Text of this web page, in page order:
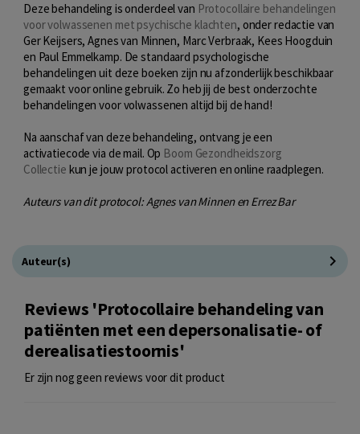
Deze behandeling is onderdeel van Protocollaire behandelingen
voor volwassenen met psychische klachten, onder redactie van
Ger Keijsers, Agnes van Minnen, Marc Verbraak, Kees Hoogduin
en Paul Emmelkamp. De standaard psychologische
behandelingen uit deze boeken zijn nu afzonderlijk beschikbaar
gemaakt voor online gebruik. Zo heb jij de best onderzochte
behandelingen voor volwassenen altijd bij de hand!
Na aanschaf van deze behandeling, ontvang je een
activatiecode via de mail. Op Boom Gezondheidszorg
Collectie kun je jouw protocol activeren en online raadplegen.
Auteurs van dit protocol: Agnes van Minnen en Errez Bar
Auteur(s)
Reviews 'Protocollaire behandeling van
patiënten met een depersonalisatie- of
derealisatiestoornis'
Er zijn nog geen reviews voor dit product